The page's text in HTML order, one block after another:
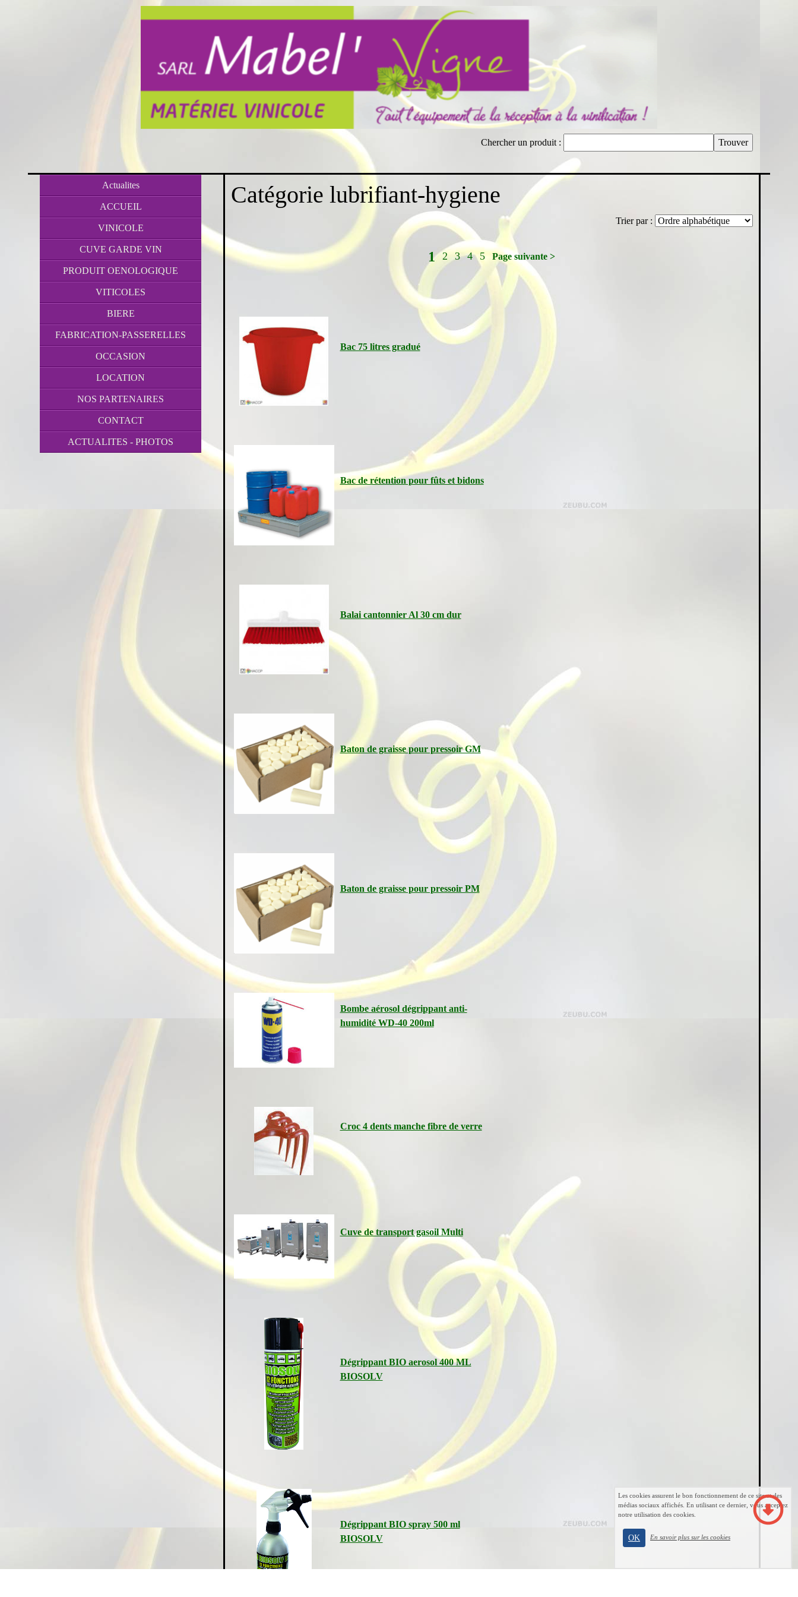
Chercher un produit :
Actualites
ACCUEIL
VINICOLE
CUVE GARDE VIN
PRODUIT OENOLOGIQUE
VITICOLES
BIERE
FABRICATION-PASSERELLES
OCCASION
LOCATION
NOS PARTENAIRES
CONTACT
ACTUALITES - PHOTOS
Catégorie lubrifiant-hygiene
Trier par :
1 2 3 4 5 Page suivante >
Bac 75 litres gradué
Bac de rétention pour fûts et bidons
Balai cantonnier Al 30 cm dur
Baton de graisse pour pressoir GM
Baton de graisse pour pressoir PM
Bombe aérosol dégrippant anti-
humidité WD-40 200ml
Croc 4 dents manche fibre de verre
Cuve de transport gasoil Multi
Dégrippant BIO aerosol 400 ML
BIOSOLV
Dégrippant BIO spray 500 ml
BIOSOLV
Les cookies assurent le bon fonctionnement de ce site et des
médias sociaux affichés. En utilisant ce dernier, vous acceptez
notre utilisation des cookies.
OK En savoir plus sur les cookies